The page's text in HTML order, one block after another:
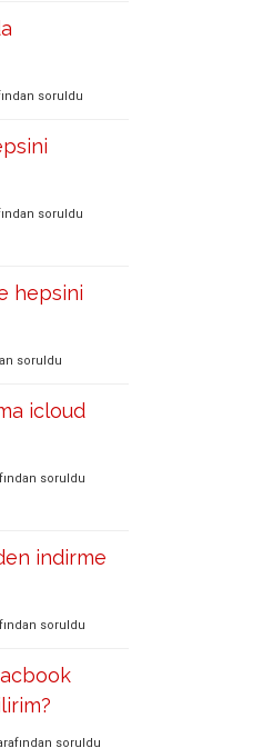
soruldu
soruldu
hepsini
soruldu
icloud
soruldu
indirme
soruldu
soruldu